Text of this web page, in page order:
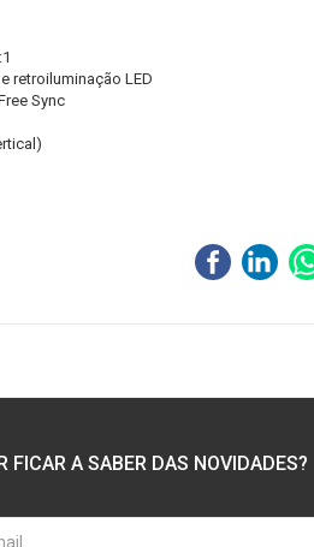
retroiluminação LED
Sync
FICAR A SABER DAS NOVIDADES?